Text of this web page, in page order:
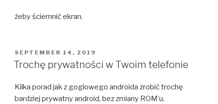
żeby ściemnić ekran.
POSTED
ON
SEPTEMBER 14, 2019
Trochę prywatności w Twoim telefonie
Kilka porad jak z goglowego androida zrobić trochę
bardziej prywatny android, bez zmiany ROM’u.